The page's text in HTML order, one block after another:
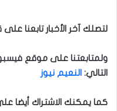
لتصلك آخر الأخبار تابعنا
ولمتابعتنا على موقع
التالي: النعيم نيوز
كما يمكنك الاشتراك أيضا